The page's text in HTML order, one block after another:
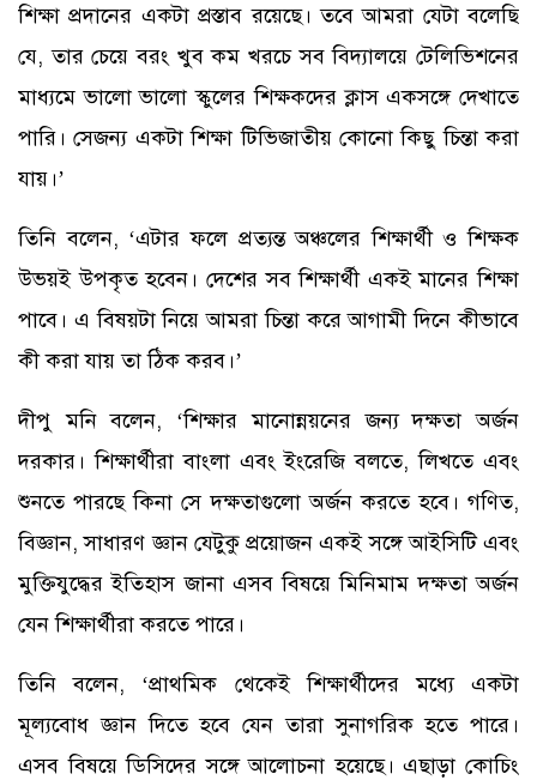
শিক্ষা প্রদানের একটা প্রস্তাব রয়েছে। তবে আমরা যেটা বলেছি
যে, তার চেয়ে বরং খুব কম খরচে সব বিদ্যালয়ে টেলিভিশনের
মাধ্যমে ভালো ভালো স্কুলের শিক্ষকদের ক্লাস একসঙ্গে দেখাতে
পারি। সেজন্য একটা শিক্ষা টিভিজাতীয় কোনো কিছু চিন্তা করা
যায়।’
তিনি বলেন, ‘এটার ফলে প্রত্যন্ত অঞ্চলের শিক্ষার্থী ও শিক্ষক
উভয়ই উপকৃত হবেন। দেশের সব শিক্ষার্থী একই মানের শিক্ষা
পাবে। এ বিষয়টা নিয়ে আমরা চিন্তা করে আগামী দিনে কীভাবে
কী করা যায় তা ঠিক করব।’
দীপু মনি বলেন, ‘শিক্ষার মানোন্নয়নের জন্য দক্ষতা অর্জন
দরকার। শিক্ষার্থীরা বাংলা এবং ইংরেজি বলতে, লিখতে এবং
শুনতে পারছে কিনা সে দক্ষতাগুলো অর্জন করতে হবে। গণিত,
বিজ্ঞান, সাধারণ জ্ঞান যেটুকু প্রয়োজন একই সঙ্গে আইসিটি এবং
মুক্তিযুদ্ধের ইতিহাস জানা এসব বিষয়ে মিনিমাম দক্ষতা অর্জন
যেন শিক্ষার্থীরা করতে পারে।
তিনি বলেন, ‘প্রাথমিক থেকেই শিক্ষার্থীদের মধ্যে একটা
মূল্যবোধ জ্ঞান দিতে হবে যেন তারা সুনাগরিক হতে পারে।
এসব বিষয়ে ডিসিদের সঙ্গে আলোচনা হয়েছে। এছাড়া কোচিং